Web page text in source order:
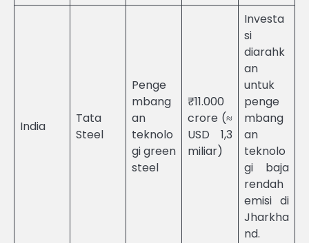
India
Tata
Steel
Penge
mbang
an
teknolo
gi green
steel
₹11.000
crore (≈
USD 1,3
miliar)
Investa
si
diarahk
an
untuk
penge
mbang
an
teknolo
gi baja
rendah
emisi di
Jharkha
nd.